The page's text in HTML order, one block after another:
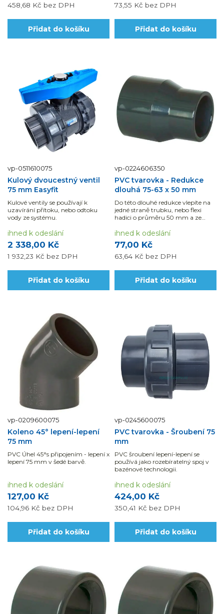
458,68 Kč bez DPH
Přidat do košíku
73,55 Kč bez DPH
Přidat do košíku
vp-0511610075
Kulový dvoucestný ventil
75 mm Easyfit
Kulové ventily se používají k
uzavírání přítoku, nebo odtoku
vody ze systému.
2 338,00 Kč
1 932,23 Kč bez DPH
ihned k odeslání
Přidat do košíku
vp-0224606350
PVC tvarovka - Redukce
dlouhá 75-63 x 50 mm
Do této dlouhé redukce vlepíte na
jedné straně trubku, nebo flexi
hadici o průměru 50 mm a ze
77,00 Kč
63,64 Kč bez DPH
ihned k odeslání
Přidat do košíku
vp-0209600075
Koleno 45° lepení-lepení
75 mm
PVC Úhel 45°s připojením - lepení x
lepení 75 mm v šedé barvě.
127,00 Kč
104,96 Kč bez DPH
ihned k odeslání
Přidat do košíku
vp-0245600075
PVC tvarovka - Šroubení 75
mm
PVC šroubení lepení-lepení se
používá jako rozebíratelný spoj v
bazénové technologii.
424,00 Kč
350,41 Kč bez DPH
ihned k odeslání
Přidat do košíku